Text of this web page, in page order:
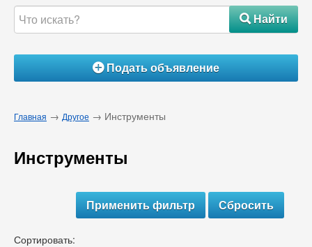
#Найти
ÁПодать объявление
Главная → Другое → Инструменты
Инструменты
Сортировать: